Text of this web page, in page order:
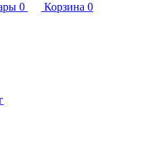
0 Корзина 0